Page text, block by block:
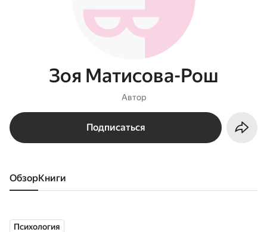
Зоя Матисова-Рош
Автор
Подписаться
Обзор книги
Психология